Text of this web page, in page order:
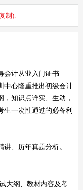
制).
会计从业入门证书——
中心隆重推出初级会计
知识点详实、生动，
生一次性通过的必备利
、历年真题分析。
大纲、教材内容及考